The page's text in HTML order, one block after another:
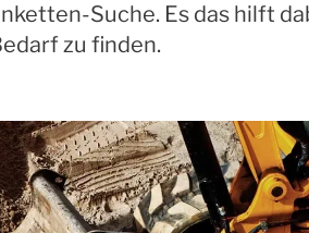
Suche. Es das hilft
zu finden.